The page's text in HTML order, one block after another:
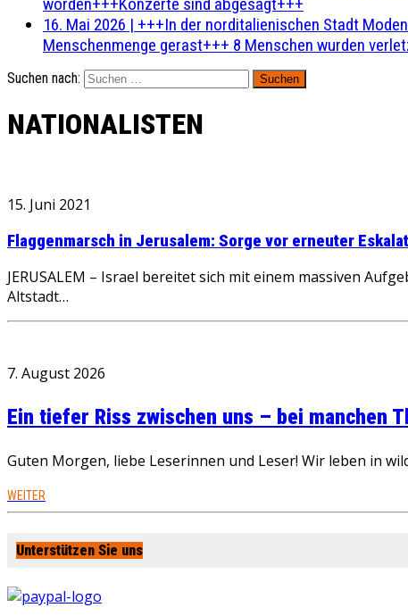
16. Mai 2026 | +++In der norditalienischen Stadt
Menschenmenge gerast+++ 8 Menschen wurden
Suchen nach:
NATIONALISTEN
15. Juni 2021
Flaggenmarsch in Jerusalem: Sorge vor erneuter
JERUSALEM – Israel bereitet sich mit einem massiven
Altstadt…
7. August 2026
Ein tiefer Riss zwischen uns – bei manchen
Guten Morgen, liebe Leserinnen und Leser! Wir leben in
WEITER
Unterstützen Sie uns